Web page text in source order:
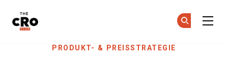
Skip to main contentPRODUKT- & PREISSTRATEGIE